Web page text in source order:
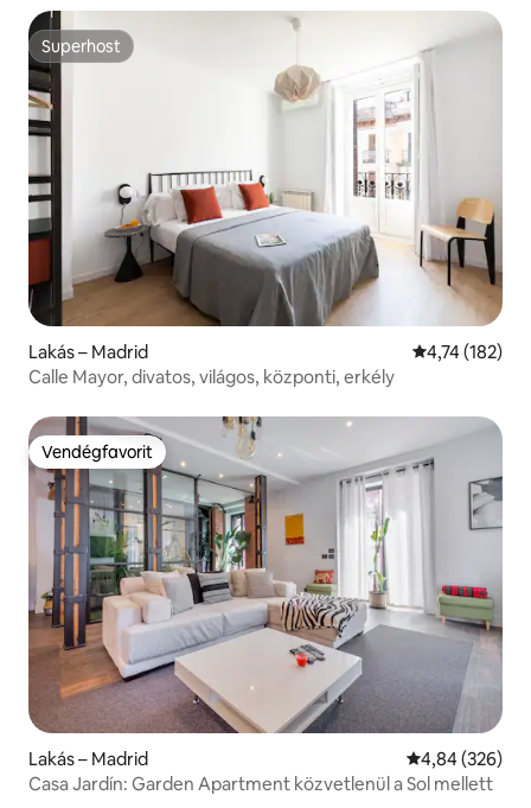
Superhost
Superhost
Lakás – Madrid Átlagos
4,74 (182)
Calle Mayor, divatos, világos, központi, erkély
Vendégfavorit
Vendégfavorit
Lakás – Madrid Átlagos
4,84 (326)
Casa Jardín: Garden Apartment közvetlenül a Sol mellett